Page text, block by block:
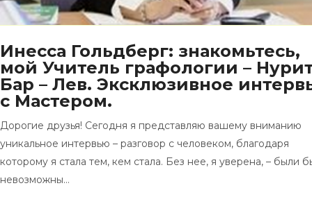
Инесса Гольдберг: знакомьтесь,
мой Учитель графологии –
Бар – Лев. Эксклюзивное
с Мастером.
Дорогие друзья! Сегодня я представляю вашему вниманию
уникальное интервью – разговор с человеком, благодаря
которому я стала тем, кем стала. Без нее, я уверена, – были
невозможны…